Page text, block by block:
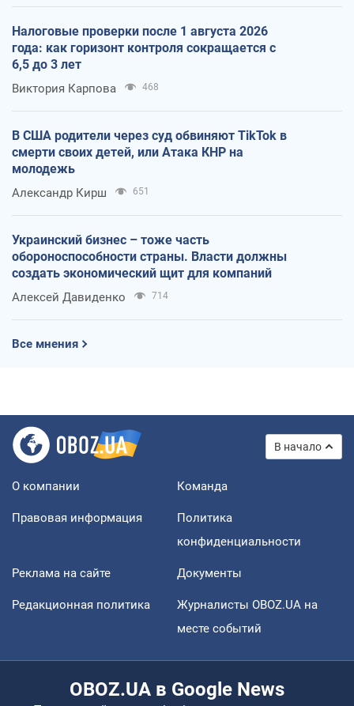
Налоговые проверки после 1 августа 2026
года: как горизонт контроля сокращается с
6,5 до 3 лет
Виктория Карпова 468
В США родители через суд обвиняют TikTok в
смерти своих детей, или Атака КНР на
молодежь
Александр Кирш 651
Украинский бизнес – тоже часть
обороноспособности страны. Власти должны
создать экономический щит для компаний
Алексей Давиденко 714
Все мнения
В начало
О компании Команда
Правовая информация
Политика
конфиденциальности
Реклама на сайте Документы
Редакционная политика
Журналисты OBOZ.UA на
месте событий
OBOZ.UA в Google News